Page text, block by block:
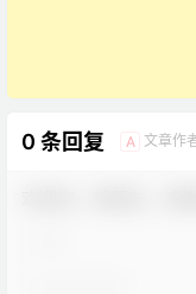
0 条回复 A 文章作